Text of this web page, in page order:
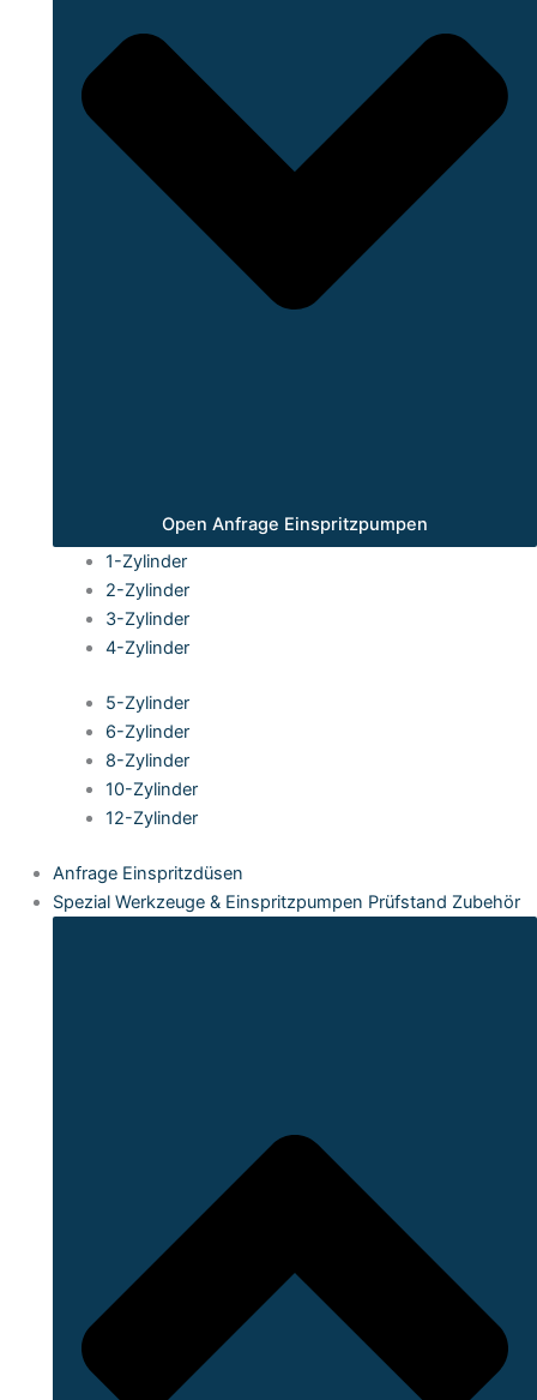
Open Anfrage Einspritzpumpen
1-Zylinder
2-Zylinder
3-Zylinder
4-Zylinder
5-Zylinder
6-Zylinder
8-Zylinder
10-Zylinder
12-Zylinder
Anfrage Einspritzdüsen
Spezial Werkzeuge & Einspritzpumpen Prüfstand Zubehör